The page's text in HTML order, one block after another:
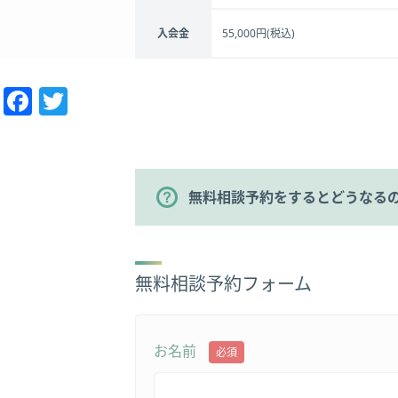
入会金 55,000円(税込)
Facebook
無料相談予約をするとどうなる
無料相談予約フォーム
お名前 必須